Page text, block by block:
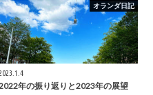
オランダ日記
年の振り返りと2023年の展望